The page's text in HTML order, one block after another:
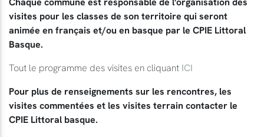
visites pour les classes de son territoire qui seront
animée en français et/ou en basque par le CPIE Littoral
Basque.
Tout le programme des visites en cliquant ICI
Pour plus de renseignements sur les rencontres, les
visites commentées et les visites terrain contacter le
CPIE Littoral basque.